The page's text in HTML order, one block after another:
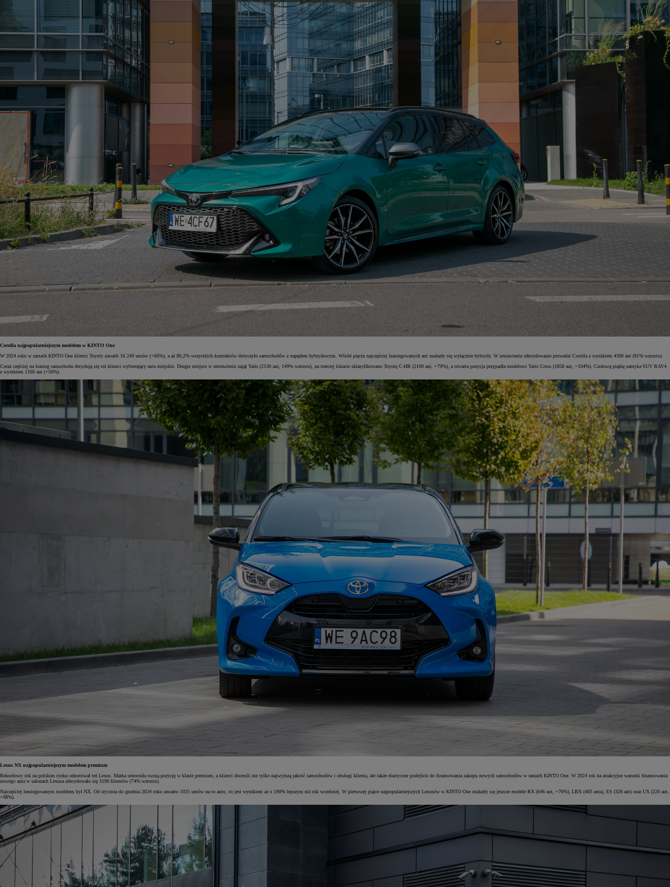
105 300 zł
Corolla Hatchback
Corolla najpopularniejszym modelem w KINTO One
W 2024 roku w ramach KINTO One klienci Toyoty zawarli 16 249 umów (+66%), a aż 80,2% wszystkich kontraktów dotyczyło samochodów z napędem hybrydowym. Wśród pięciu najczęściej leasingowanych aut znalazły się wyłącznie hybrydy. W zestawieniu zdecydowanie prowadzi Corolla z wynikiem 4300 aut (81% wzrostu).
Coraz częściej na leasing samochodu decydują się też klienci wybierający auta miejskie. Drugie miejsce w zestawieniu zajął Yaris (2130 aut, 149% wzrostu), na trzeciej lokacie sklasyfikowano Toyotę C-HR (2100 aut, +79%), a czwarta pozycja przypadła modelowi Yaris Cross (1858 aut, +104%). Czołową piątkę zamyka SUV RAV4
z wynikiem 1160 aut (+56%).
Lexus NX najpopularniejszym modelem premium
Rekordowy rok na polskim rynku odnotował też Lexus. Marka umocniła swoją pozycję w klasie premium, a klienci docenili nie tylko najwyższą jakość samochodów i obsługi klienta, ale także elastyczne podejście do finansowania zakupu nowych samochodów w ramach KINTO One. W 2024 rok na atrakcyjne warunki finansowania
nowego auta w salonach Lexusa zdecydowało się 3190 klientów (74% wzrostu).
Najczęściej leasingowanym modelem był NX. Od stycznia do grudnia 2024 roku zawarto 1025 umów na to auto, co jest wynikiem aż o 190% lepszym niż rok wcześniej. W pierwszej piątce najpopularniejszych Lexusów w KINTO One znalazły się jeszcze modele RX (646 aut, +76%), LBX (483 auta), ES (328 aut) oraz UX (220 aut,
+98%).